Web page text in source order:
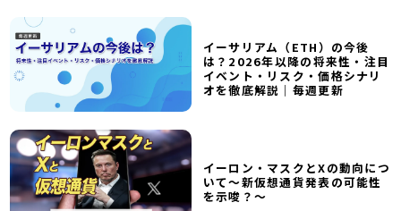
イーサリアム（ETH）の今後
は？2026年以降の将来性・注目
イベント・リスク・価格シナリ
オを徹底解説｜毎週更新
イーロン・マスクとXの動向につ
いて～新仮想通貨発表の可能性
を示唆？～